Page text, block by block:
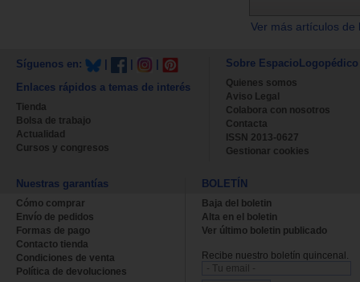
Ver más artículos
Síguenos en:
Enlaces rápidos a temas de interés
Tienda
Bolsa de trabajo
Actualidad
Cursos y congresos
Sobre EspacioLogopédico
Quienes somos
Aviso Legal
Colabora con nosotros
Contacta
ISSN 2013-0627
Gestionar cookies
Nuestras garantías
Cómo comprar
Envío de pedidos
Formas de pago
Contacto tienda
Condiciones de venta
Política de devoluciones
BOLETÍN
Baja del boletin
Alta en el boletin
Ver último boletin publicado
Recibe nuestro boletín quincenal.